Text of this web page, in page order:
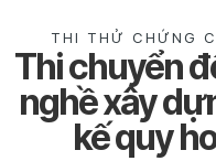
THI THỬ CHỨNG
Thi chuyển
nghề xây
kế quy